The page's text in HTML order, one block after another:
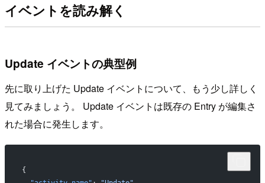
イベントを読み解く
Update イベントの典型例
先に取り上げた Update イベントについて、もう少し詳しく
見てみましょう。 Update イベントは既存の Entry が編集さ
れた場合に発生します。
{